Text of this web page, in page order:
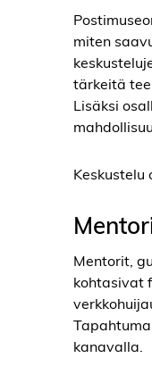
miten
tärkeitä
Lisäksi
Mentorit,
kohtasivat
kanavalla.